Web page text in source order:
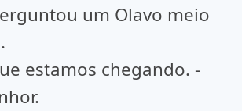
um Olavo meio
estamos chegando. -